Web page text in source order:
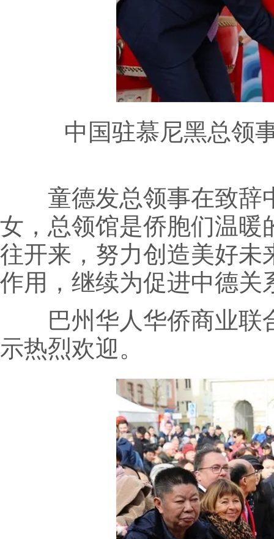
中国驻慕尼黑总领事
童德发总领事在致辞
女，总领馆是侨胞们温暖
往开来，努力创造美好未
作用，继续为促进中德关
巴州华人华侨商业联
示热烈欢迎。